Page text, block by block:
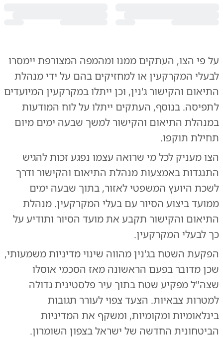
על פי הצו, העתקים ממנו ומהמפה המצורפת יימסרו
לבעלי המקרקעין או למחזיקים בהם על ידי מנהלת
התיאום והקישור ג'נין, וכן ייתלו במקרקעין המיועדים
לתפיסה. בנוסף, העתקים ייתלו על לוח המודעות
במנהלת התיאום והקישור למשך שבעה ימים מיום
תחילת תוקפו.
הצו מעניק לכל מי שרואה עצמו נפגע זכות להגיש
התנגדות באמצעות מנהלת התיאום והקישור ודרך
לשכת היועץ המשפטי לאזור, בתוך שבעה ימים
ממועד ביצוע הסיור עם בעלי המקרקעין. מנהלת
התיאום והקישור תקבע את מועד הסיור ותודיע על
כך לבעלי המקרקעין.
הפקעת השטח בג'נין מהווה שינוי מדיניות משמעותי,
שכן מדובר בפעם הראשונה מאז הסכמי אוסלו
שצה"ל מפקיע שטח בתוך עיר פלסטינית גדולה
למטרות צבאיות. הצעד צפוי לעורר תגובות
בינלאומיות ומקומיות, ומשקף את המדיניות
הביטחונית החדשה של ישראל בצפון השומרון.